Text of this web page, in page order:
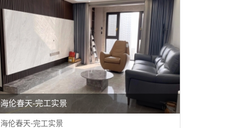
海伦春天-完工实景
海伦春天-完工实景